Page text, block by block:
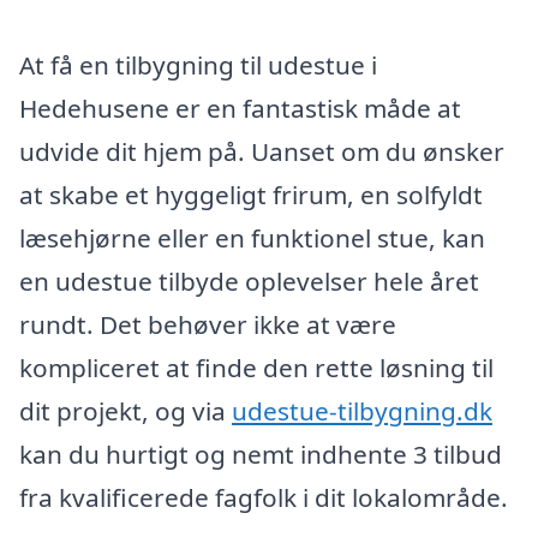
At få en tilbygning til udestue i
Hedehusene er en fantastisk måde at
udvide dit hjem på. Uanset om du ønsker
at skabe et hyggeligt frirum, en solfyldt
læsehjørne eller en funktionel stue, kan
en udestue tilbyde oplevelser hele året
rundt. Det behøver ikke at være
kompliceret at finde den rette løsning til
dit projekt, og via udestue-tilbygning.dk
kan du hurtigt og nemt indhente 3 tilbud
fra kvalificerede fagfolk i dit lokalområde.